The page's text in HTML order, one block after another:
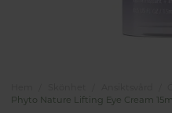
Phyto Nature Lifting Eye Cream 15ml